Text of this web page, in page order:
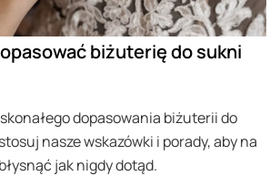
biżuterię do sukni
dopasowania biżuterii do
nasze wskazówki i porady, aby na
jak nigdy dotąd.